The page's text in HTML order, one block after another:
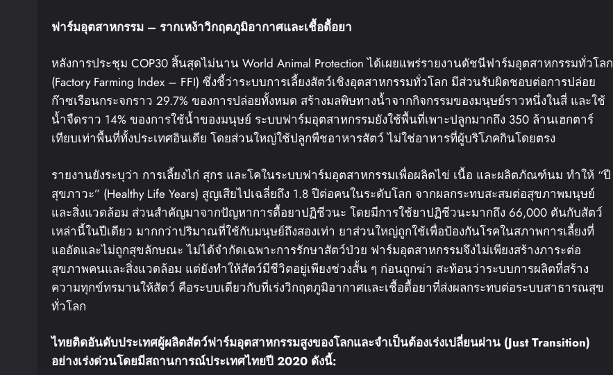
ฟาร์มอุตสาหกรรม – รากเหง้าวิกฤตภูมิอากาศและเชื้อดื้อยา
หลังการประชุม COP30 สิ้นสุดไม่นาน World Animal Protection ได้เผยแพร่รายงานดัชนีฟาร์มอุตสาหกรรมทั่วโลก
(Factory Farming Index – FFI) ซึ่งชี้ว่าระบบการเลี้ยงสัตว์เชิงอุตสาหกรรมทั่วโลก มีส่วนรับผิดชอบต่อการปล่อย
ก๊าซเรือนกระจกราว 29.7% ของการปล่อยทั้งหมด สร้างมลพิษทางน้ำจากกิจกรรมของมนุษย์ราวหนึ่งในสี่ และใช้
น้ำจืดราว 14% ของการใช้น้ำของมนุษย์ ระบบฟาร์มอุตสาหกรรมยังใช้พื้นที่เพาะปลูกมากถึง 350 ล้านเฮกตาร์
เทียบเท่าพื้นที่ทั้งประเทศอินเดีย โดยส่วนใหญ่ใช้ปลูกพืชอาหารสัตว์ ไม่ใช่อาหารที่ผู้บริโภคกินโดยตรง
รายงานยังระบุว่า การเลี้ยงไก่ สุกร และโคในระบบฟาร์มอุตสาหกรรมเพื่อผลิตไข่ เนื้อ และผลิตภัณฑ์นม ทำให้ “ปี
สุขภาวะ” (Healthy Life Years) สูญเสียไปเฉลี่ยถึง 1.8 ปีต่อคนในระดับโลก จากผลกระทบสะสมต่อสุขภาพมนุษย์
และสิ่งแวดล้อม ส่วนสำคัญมาจากปัญหาการดื้อยาปฏิชีวนะ โดยมีการใช้ยาปฏิชีวนะมากถึง 66,000 ตันกับสัตว์
เหล่านี้ในปีเดียว มากกว่าปริมาณที่ใช้กับมนุษย์ถึงสองเท่า ยาส่วนใหญ่ถูกใช้เพื่อป้องกันโรคในสภาพการเลี้ยงที่
แออัดและไม่ถูกสุขลักษณะ ไม่ได้จำกัดเฉพาะการรักษาสัตว์ป่วย ฟาร์มอุตสาหกรรมจึงไม่เพียงสร้างภาระต่อ
สุขภาพคนและสิ่งแวดล้อม แต่ยังทำให้สัตว์มีชีวิตอยู่เพียงช่วงสั้น ๆ ก่อนถูกฆ่า สะท้อนว่าระบบการผลิตที่สร้าง
ความทุกข์ทรมานให้สัตว์ คือระบบเดียวกับที่เร่งวิกฤตภูมิอากาศและเชื้อดื้อยาที่ส่งผลกระทบต่อระบบสาธารณสุข
ทั่วโลก
ไทยติดอันดับประเทศผู้ผลิตสัตว์ฟาร์มอุตสาหกรรมสูงของโลกและจำเป็นต้องเร่งเปลี่ยนผ่าน (Just Transition)
อย่างเร่งด่วนโดยมีสถานการณ์ประเทศไทยปี 2020 ดังนี้: